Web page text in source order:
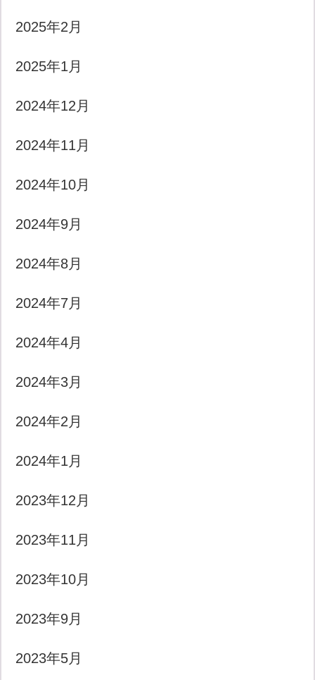
2025年2月
2025年1月
2024年12月
2024年11月
2024年10月
2024年9月
2024年8月
2024年7月
2024年4月
2024年3月
2024年2月
2024年1月
2023年12月
2023年11月
2023年10月
2023年9月
2023年5月